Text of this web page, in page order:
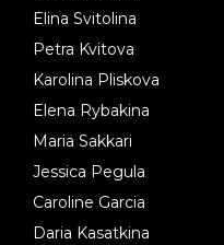
Elina Svitolina
Petra Kvitova
Karolina Pliskova
Elena Rybakina
Maria Sakkari
Jessica Pegula
Caroline Garcia
Daria Kasatkina